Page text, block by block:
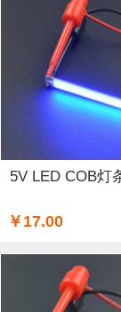
5V LED COB灯
￥17.00